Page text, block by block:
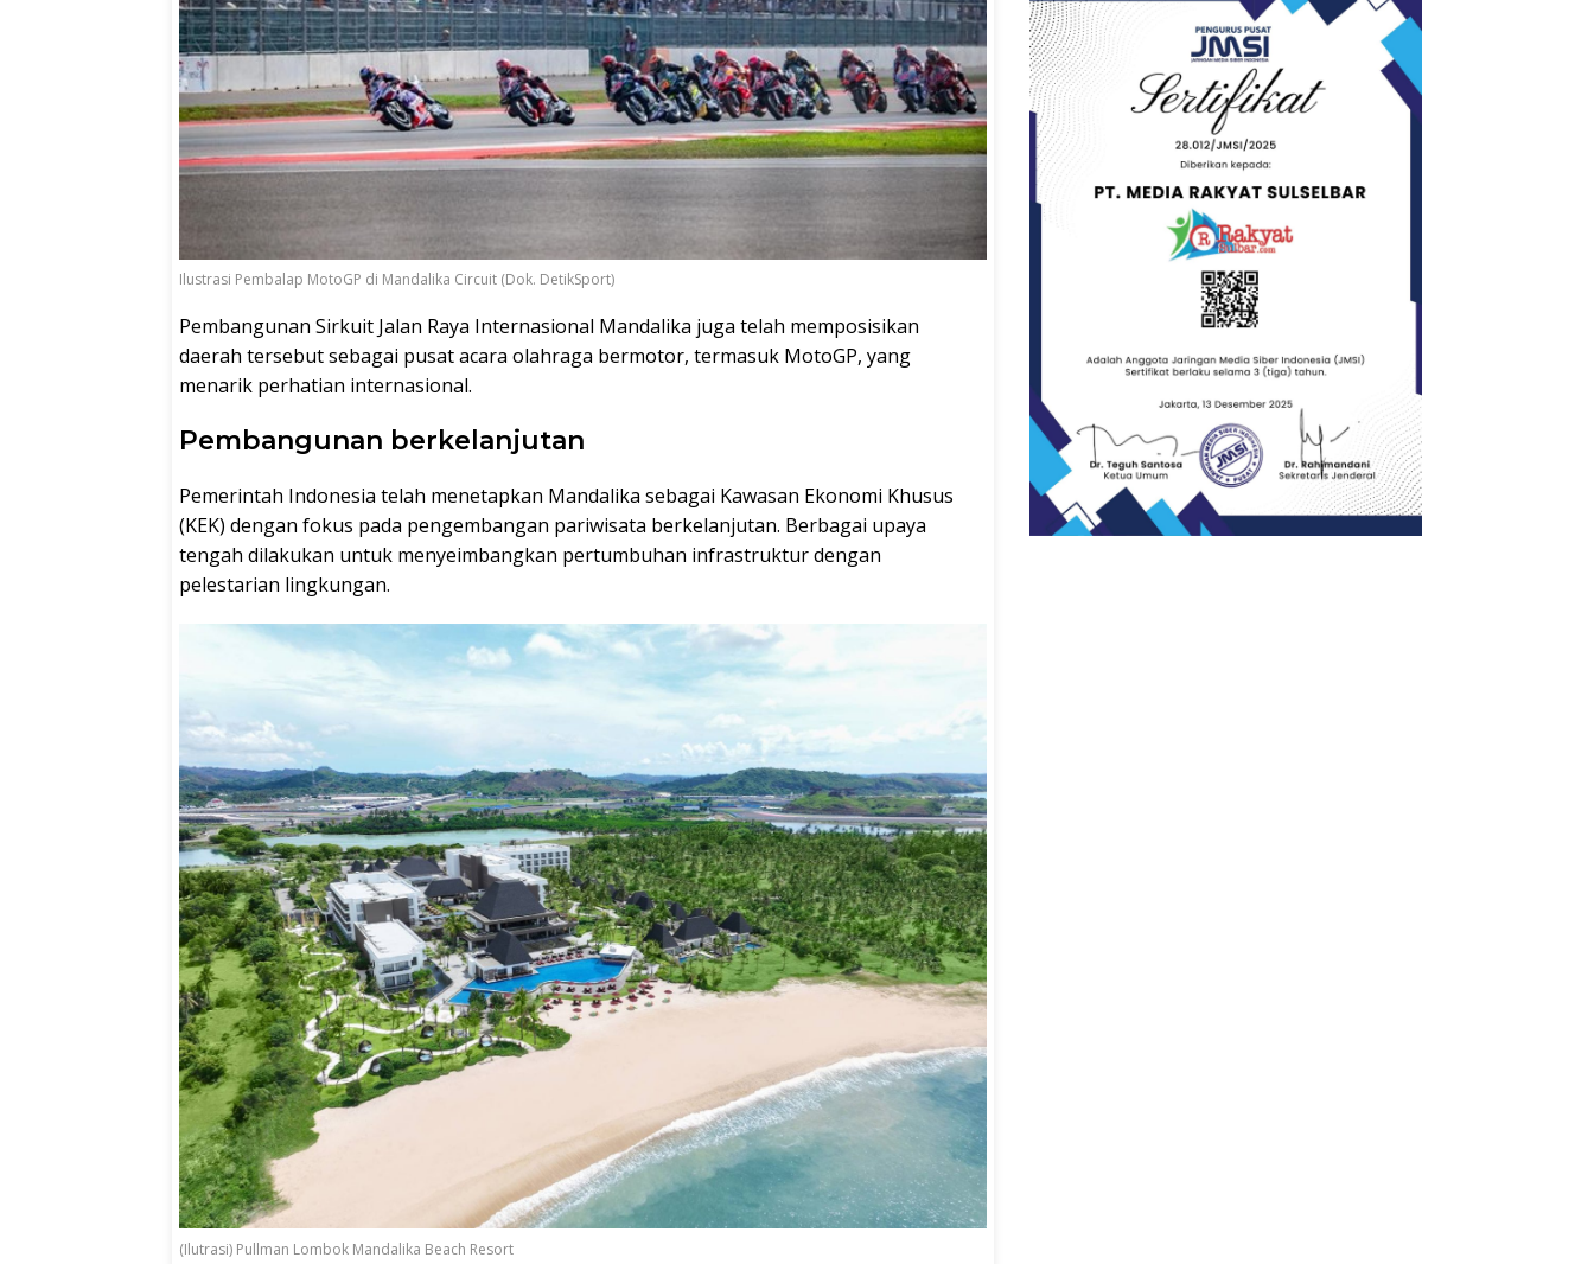
Ilustrasi Pembalap MotoGP di Mandalika Circuit (Dok. DetikSport)
Pembangunan Sirkuit Jalan Raya Internasional Mandalika juga telah memposisikan
daerah tersebut sebagai pusat acara olahraga bermotor, termasuk MotoGP, yang
menarik perhatian internasional.
Pembangunan berkelanjutan
Pemerintah Indonesia telah menetapkan Mandalika sebagai Kawasan Ekonomi Khusus
(KEK) dengan fokus pada pengembangan pariwisata berkelanjutan. Berbagai upaya
tengah dilakukan untuk menyeimbangkan pertumbuhan infrastruktur dengan
pelestarian lingkungan.
(Ilutrasi) Pullman Lombok Mandalika Beach Resort